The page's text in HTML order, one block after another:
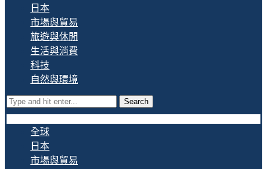
日本
市場與貿易
旅遊與休閒
生活與消費
科技
自然與環境
Search
全球
日本
市場與貿易